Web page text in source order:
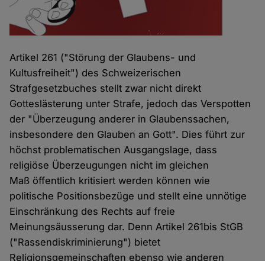
Artikel 261 ("Störung der Glaubens- und
Kultusfreiheit") des Schweizerischen
Strafgesetzbuches stellt zwar nicht direkt
Gotteslästerung unter Strafe, jedoch das Verspotten
der "Überzeugung anderer in Glaubenssachen,
insbesondere den Glauben an Gott". Dies führt zur
höchst problematischen Ausgangslage, dass
religiöse Überzeugungen nicht im gleichen
Maß öffentlich kritisiert werden können wie
politische Positionsbezüge und stellt eine unnötige
Einschränkung des Rechts auf freie
Meinungsäusserung dar. Denn Artikel 261bis StGB
("Rassendiskriminierung") bietet
Religionsgemeinschaften ebenso wie anderen